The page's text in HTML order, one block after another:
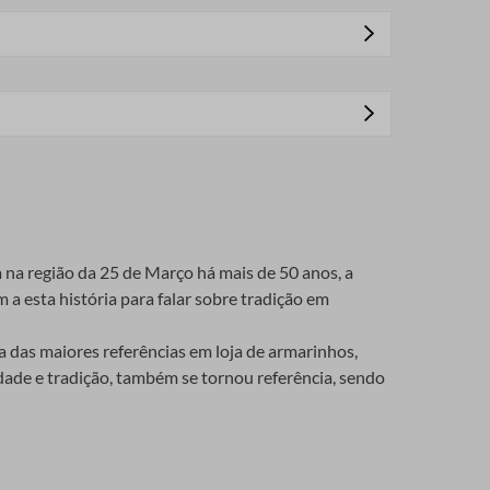
que os laços fiquem bem estruturados,
mesa, essa fita pode ser usada de inúmeras
festa, tornando a decoração ainda mais especial.
região da 25 de Março há mais de 50 anos, a
a esta história para falar sobre tradição em
maiores referências em loja de armarinhos,
e tradição, também se tornou referência, sendo